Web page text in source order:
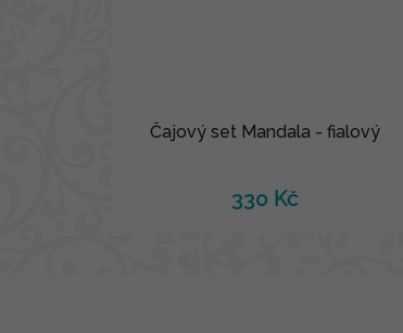
Čajový set Mandala - fialový
330 Kč